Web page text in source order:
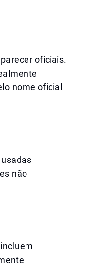
oficiais.
nome oficial
não